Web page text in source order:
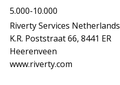
5.000-10.000
Riverty Services Netherlands
K.R. Poststraat 66, 8441 ER
Heerenveen
www.riverty.com